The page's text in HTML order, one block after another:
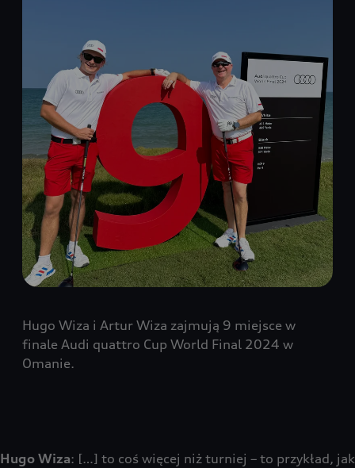
Hugo Wiza i Artur Wiza zajmują 9 miejsce w
finale Audi quattro Cup World Final 2024 w
Omanie.
Hugo Wiza: […] to coś więcej niż turniej – to przykład, jak